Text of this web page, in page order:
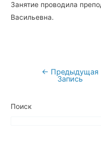
Занятие проводила
Васильевна.
Навигация
← Предыдущая
Запись
Поиск